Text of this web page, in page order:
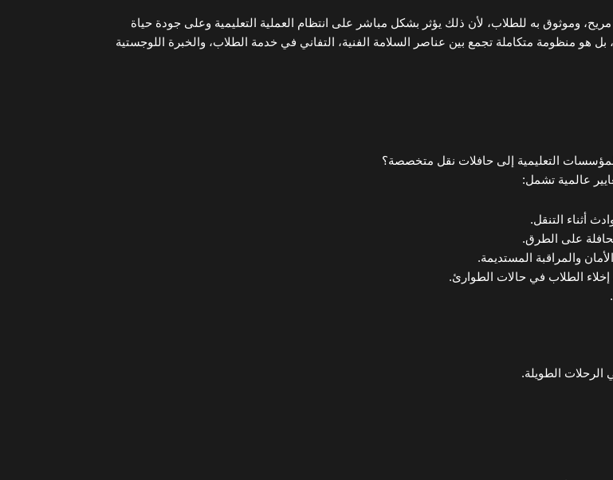
وموثوق به للطلاب، لأن ذلك يؤثر بشكل مباشر على انتظام العملية التعليمية وعلى جودة حياة
هو منظومة متكاملة تجمع بين عناصر السلامة الفنية، التفاني في خدمة الطلاب، والخبرة اللوجستية
عالمية تشمل:
أثناء التنقل.
على الطرق.
والمراقبة المستديمة.
الطلاب في حالات الطوارئ.
الطويلة.